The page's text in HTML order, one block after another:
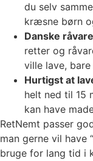
du selv
kræsne børn
Danske
retter og
ville lave, bare
Hurtigst at
helt ned til 15
kan have
RetNemt passer
man gerne vil have
bruge for lang tid i